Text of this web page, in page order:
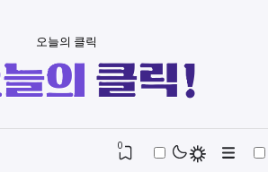
오늘의 클릭
0